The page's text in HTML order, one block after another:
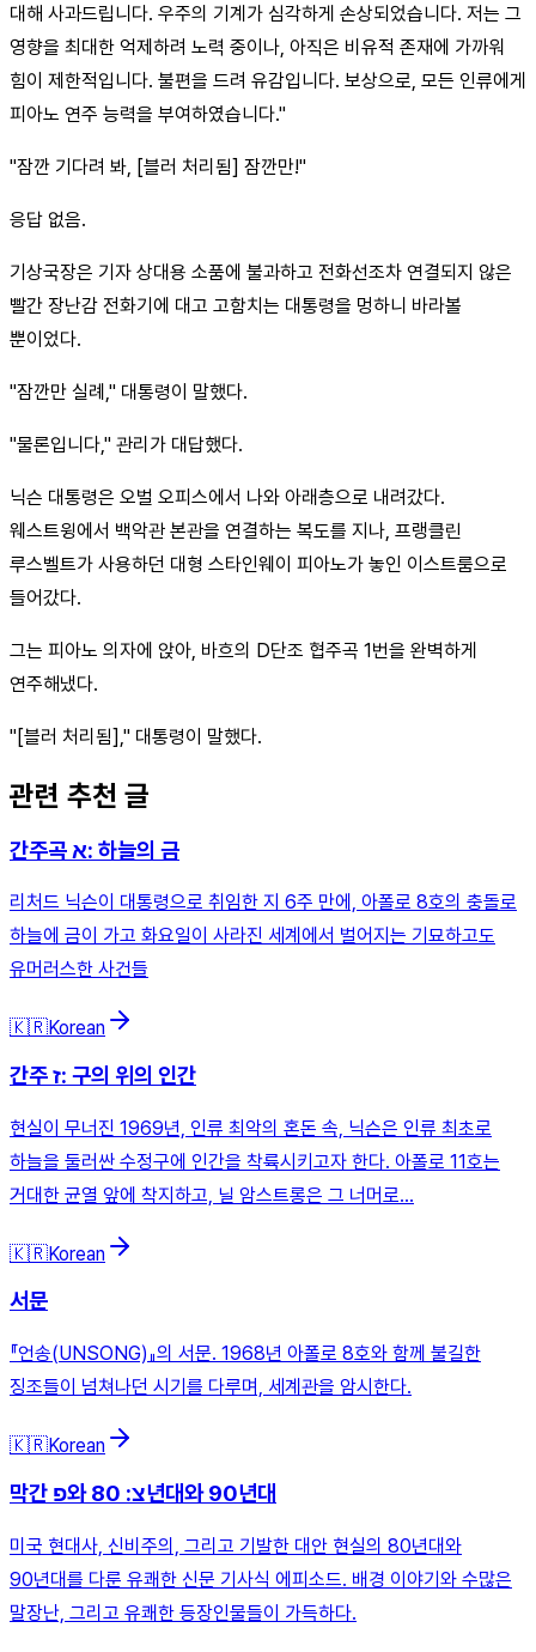
대해 사과드립니다. 우주의 기계가 심각하게 손상되었습니다. 저는 그
영향을 최대한 억제하려 노력 중이나, 아직은 비유적 존재에 가까워
힘이 제한적입니다. 불편을 드려 유감입니다. 보상으로, 모든 인류에게
피아노 연주 능력을 부여하였습니다."
"잠깐 기다려 봐, [블러 처리됨] 잠깐만!"
응답 없음.
기상국장은 기자 상대용 소품에 불과하고 전화선조차 연결되지 않은
빨간 장난감 전화기에 대고 고함치는 대통령을 멍하니 바라볼
뿐이었다.
"잠깐만 실례," 대통령이 말했다.
"물론입니다," 관리가 대답했다.
닉슨 대통령은 오벌 오피스에서 나와 아래층으로 내려갔다.
웨스트윙에서 백악관 본관을 연결하는 복도를 지나, 프랭클린
루스벨트가 사용하던 대형 스타인웨이 피아노가 놓인 이스트룸으로
들어갔다.
그는 피아노 의자에 앉아, 바흐의 D단조 협주곡 1번을 완벽하게
연주해냈다.
"[블러 처리됨]," 대통령이 말했다.
관련 추천 글
간주곡 א: 하늘의 금
리처드 닉슨이 대통령으로 취임한 지 6주 만에, 아폴로 8호의 충돌로
하늘에 금이 가고 화요일이 사라진 세계에서 벌어지는 기묘하고도
유머러스한 사건들
🇰🇷Korean
간주 ז: 구의 위의 인간
현실이 무너진 1969년, 인류 최악의 혼돈 속, 닉슨은 인류 최초로
하늘을 둘러싼 수정구에 인간을 착륙시키고자 한다. 아폴로 11호는
거대한 균열 앞에 착지하고, 닐 암스트롱은 그 너머로…
🇰🇷Korean
서문
『언송(UNSONG)』의 서문. 1968년 아폴로 8호와 함께 불길한
징조들이 넘쳐나던 시기를 다루며, 세계관을 암시한다.
🇰🇷Korean
막간 פ와 צ: 80년대와 90년대
미국 현대사, 신비주의, 그리고 기발한 대안 현실의 80년대와
90년대를 다룬 유쾌한 신문 기사식 에피소드. 배경 이야기와 수많은
말장난, 그리고 유쾌한 등장인물들이 가득하다.